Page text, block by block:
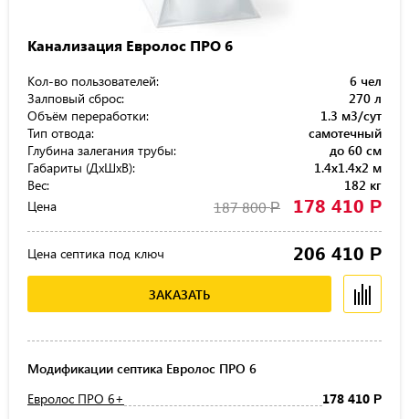
Канализация Евролос ПРО 6
Кол-во пользователей:
6 чел
Залповый сброс:
270 л
Объём переработки:
1.3 м3/сут
Тип отвода:
самотечный
Глубина залегания трубы:
до 60 см
Габариты (ДхШхВ):
1.4x1.4x2 м
Вес:
182 кг
Цена
187 800Р 178 410 Р
Цена септика под ключ 206 410 Р
ЗАКАЗАТЬ
Модификации септика Евролос ПРО 6
Евролос ПРО 6+
178 410 Р